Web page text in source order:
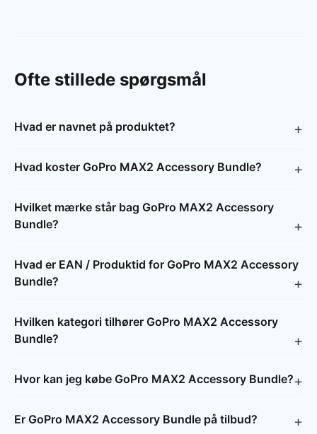
Ofte stillede spørgsmål
Hvad er navnet på produktet?
Hvad koster GoPro MAX2 Accessory Bundle?
Hvilket mærke står bag GoPro MAX2 Accessory
Bundle?
Hvad er EAN / Produktid for GoPro MAX2 Accessory
Bundle?
Hvilken kategori tilhører GoPro MAX2 Accessory
Bundle?
Hvor kan jeg købe GoPro MAX2 Accessory Bundle?
Er GoPro MAX2 Accessory Bundle på tilbud?